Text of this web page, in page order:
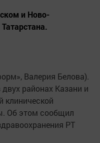
и Ново-
Валерия Белова).
районах Казани и
клинической
Об этом сообщил
РТ